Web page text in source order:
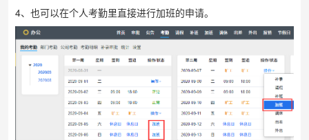
4、也可以在个人考勤里直接进行加班的申请。